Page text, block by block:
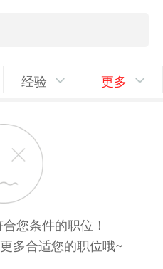
经验 更多
您条件的职位！
多合适您的职位哦~